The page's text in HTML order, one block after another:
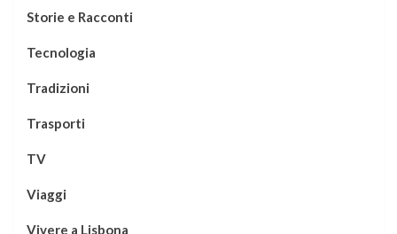
Storie e Racconti
Tecnologia
Tradizioni
Trasporti
TV
Viaggi
Vivere a Lisbona